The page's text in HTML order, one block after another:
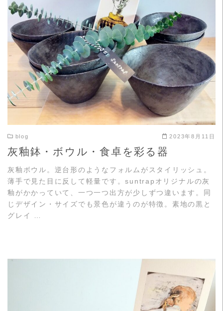
READ MORE
blog 2023年8月11日
灰釉鉢・ボウル・食卓を彩る器
灰釉ボウル。逆台形のようなフォルムがスタイリッシュ。
薄手で見た目に反して軽量です。suntrapオリジナルの灰
釉がかかっていて、一つ一つ出方が少しずつ違います。同
じデザイン・サイズでも景色が違うのが特徴。素地の黒と
グレイ …